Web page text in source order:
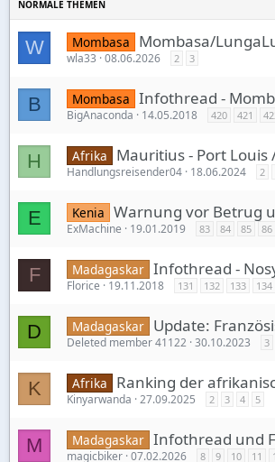
W Mombasa Mombasa/
wla33 08.06.2026 2 3
B Mombasa Infothread -
BigAnaconda 14.05.2018 420 421
H Afrika Mauritius - Port Louis
Handlungsreisender04 18.06.2024 2
E Kenia Warnung vor Betrug
ExMachine 19.01.2019 83 84 85 86
F Madagaskar Infothread -
Florice 19.11.2018 131 132 133 134
D Madagaskar Update:
Deleted member 41122 30.10.2023 3
K Afrika Ranking der
Kinyarwanda 27.09.2025 2 3 4 5
M Madagaskar Infothread und
magicbiker 07.02.2026 8 9 10 11